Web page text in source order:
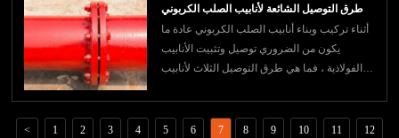
الاستخدام الفعلي ، فكيف تختار الشركة الم
طرق التوصيل الشائعة لأنابيب الصلب الكربوني
أثناء تركيب وبناء أنابيب الصلب الكربوني عادة ما
يكون من الضروري توصيل وتثبيت الأنابيب
الفولاذية ، فما هي طرق التوصيل الثلاث لأنابيب
الصلب الكربوني؟1. اللحاموصلة اللحام هي طريقة
< 1 2 3 4 5 6 7 8 9 10 11
12